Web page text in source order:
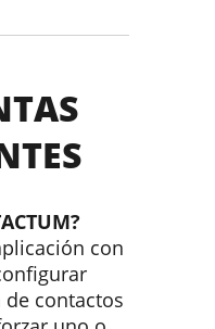
con
contactos